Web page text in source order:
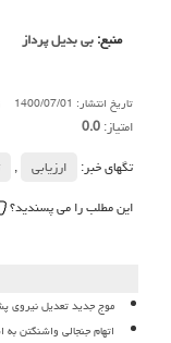
منبع:بی بدیل پرداز
تاریخ انتشار: 1400/07/01
امتیاز:0.0
تگهای خبر:
ارزیابی ,
این مطلب را می پسندید؟
موج جدید تعدیل نیروی
اتهام جنجالی واشنگتن به